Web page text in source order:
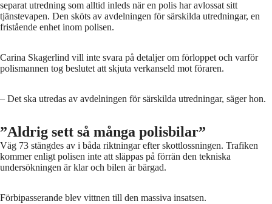
separat utredning som alltid inleds när en polis har avlossat sitt
tjänstevapen. Den sköts av avdelningen för särskilda utredningar, en
fristående enhet inom polisen.
Carina Skagerlind vill inte svara på detaljer om förloppet och varför
polismannen tog beslutet att skjuta verkanseld mot föraren.
– Det ska utredas av avdelningen för särskilda utredningar, säger hon.
”Aldrig sett så många polisbilar”
Väg 73 stängdes av i båda riktningar efter skottlossningen. Trafiken
kommer enligt polisen inte att släppas på förrän den tekniska
undersökningen är klar och bilen är bärgad.
Förbipasserande blev vittnen till den massiva insatsen.